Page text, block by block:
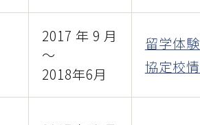
2017年9月
～
2018年6月
留学体
協定校